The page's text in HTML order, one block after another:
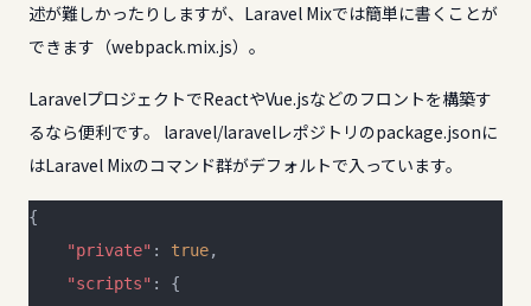
述が難しかったりしますが、Laravel Mixでは簡単に書くことが
できます（webpack.mix.js）。
LaravelプロジェクトでReactやVue.jsなどのフロントを構築す
るなら便利です。 laravel/laravelレポジトリのpackage.jsonに
はLaravel Mixのコマンド群がデフォルトで入っています。
{
    "private"
: true,
    "scripts"
: {